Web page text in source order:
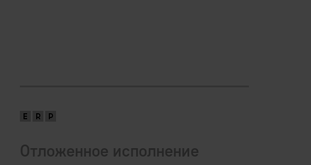
Отложенное исполнение